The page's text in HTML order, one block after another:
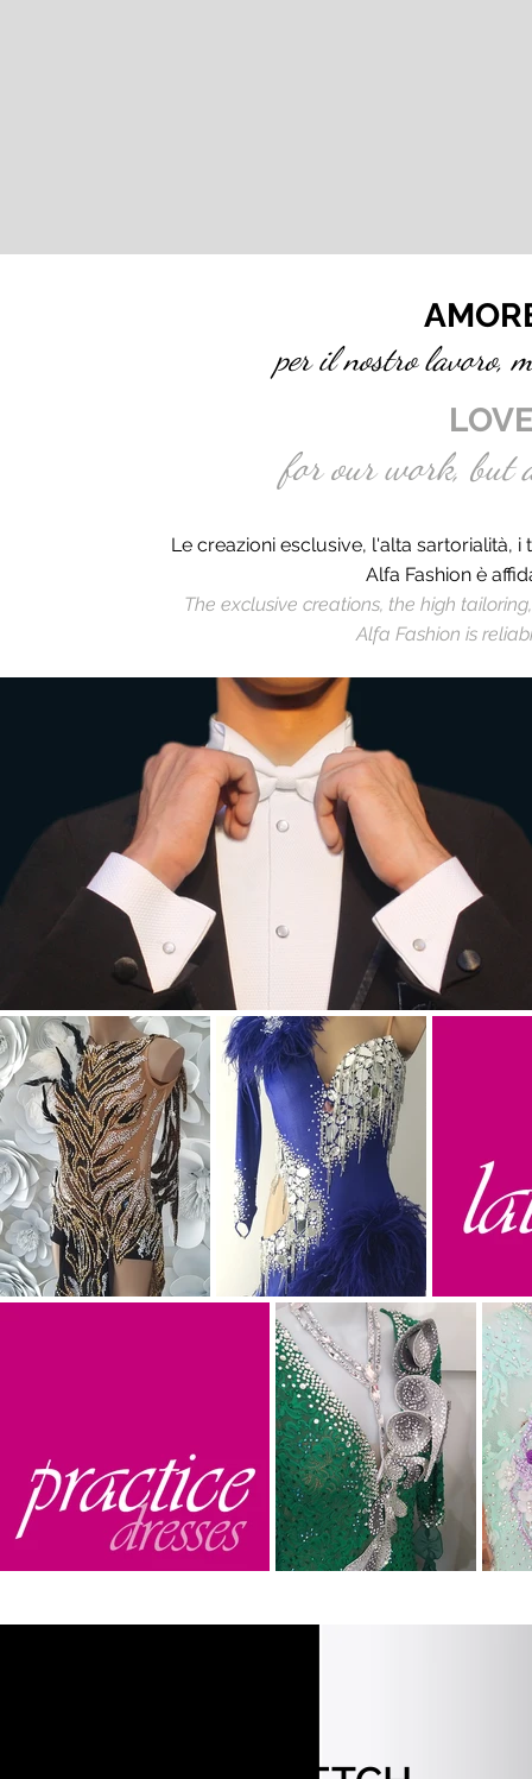
per il nostro lavoro,
for our work, but
Le creazioni esclusive, l'alta sartorialità,
Alfa Fashion è
The exclusive creations, the high
Alfa Fashion is